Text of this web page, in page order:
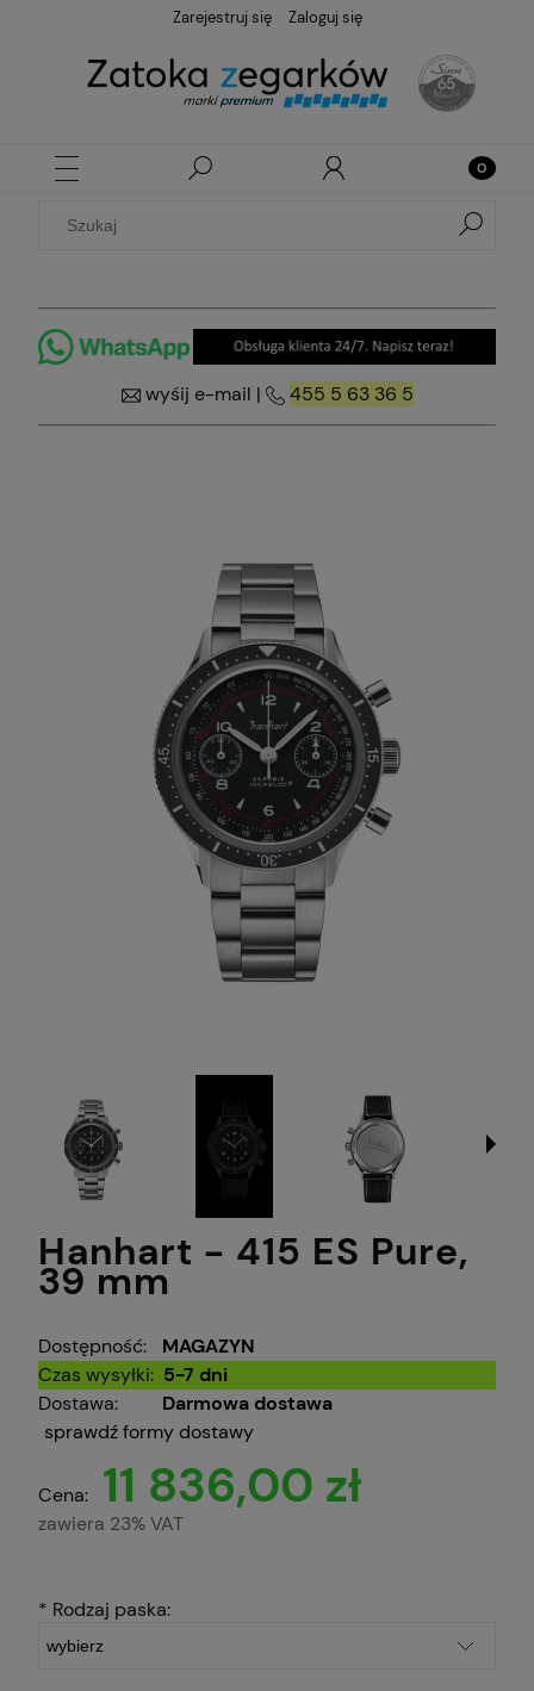
Zarejestruj się Zaloguj się
wyśij e-mail | 455 5 63 36 5
Hanhart - 415 ES Pure,
39 mm
Dostępność:
MAGAZYN
Czas wysyłki: 5-7 dni
Dostawa:
Darmowa dostawa
sprawdź formy dostawy
Cena: 11 836,00 zł
zawiera 23% VAT
* Rodzaj paska: